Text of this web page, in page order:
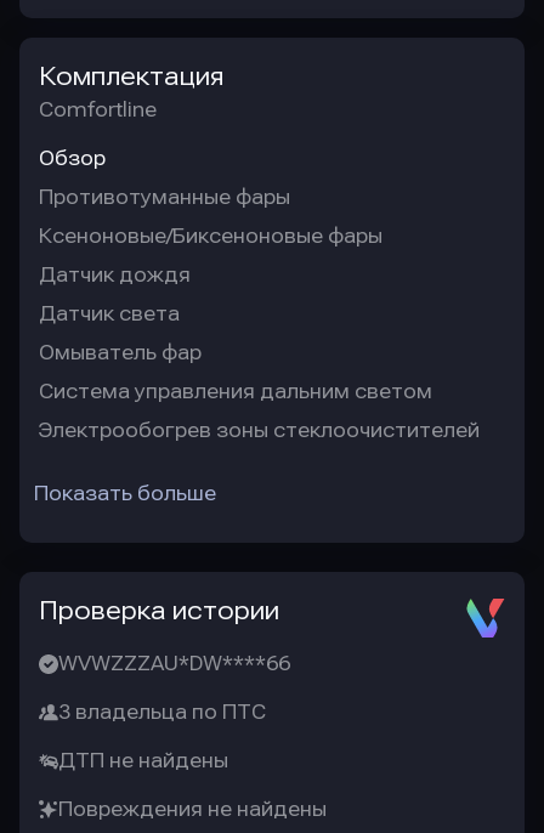
Комплектация
Comfortline
Обзор
Противотуманные фары
Ксеноновые/Биксеноновые фары
Датчик дождя
Датчик света
Омыватель фар
Система управления дальним светом
Электрообогрев зоны стеклоочистителей
Показать больше
Проверка истории
WVWZZZAU*DW****66
3 владельца по ПТС
ДТП не найдены
Повреждения не найдены